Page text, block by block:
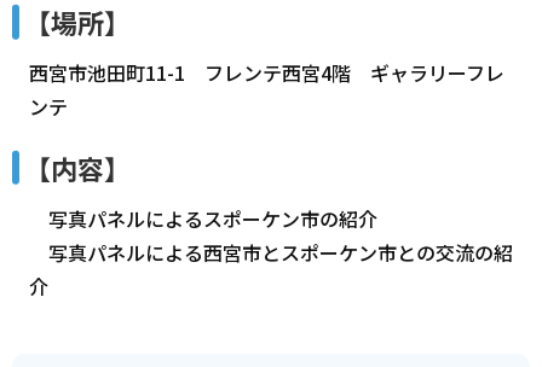
【場所】
西宮市池田町11-1 フレンテ西宮4階 ギャラリーフレ
ンテ
【内容】
写真パネルによるスポーケン市の紹介
写真パネルによる西宮市とスポーケン市との交流の紹
介